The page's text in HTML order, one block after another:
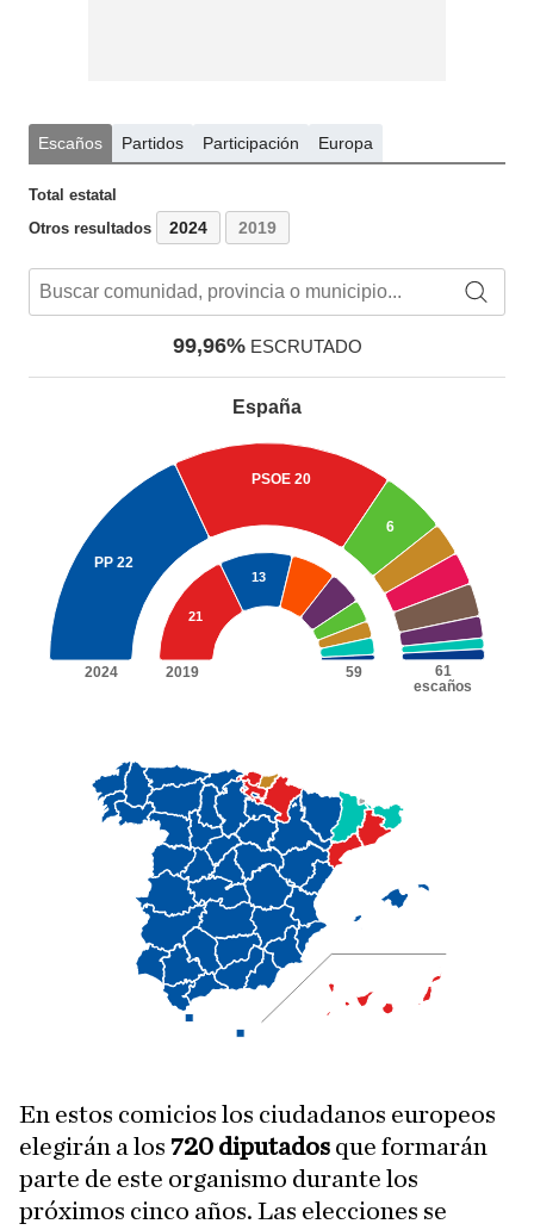
En estos comicios los ciudadanos europeos
elegirán a los 720 diputados que formarán
parte de este organismo durante los
próximos cinco años. Las elecciones se